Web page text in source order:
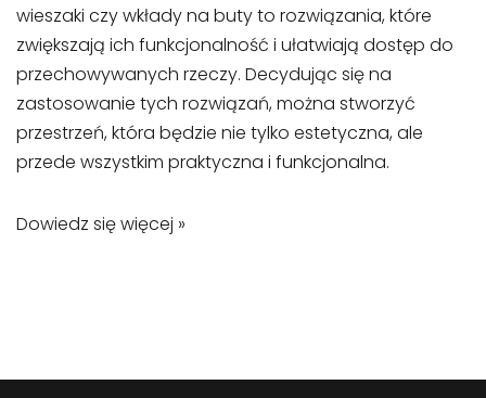
wieszaki czy wkłady na buty to rozwiązania, które
zwiększają ich funkcjonalność i ułatwiają dostęp do
przechowywanych rzeczy. Decydując się na
zastosowanie tych rozwiązań, można stworzyć
przestrzeń, która będzie nie tylko estetyczna, ale
przede wszystkim praktyczna i funkcjonalna.
Dowiedz się więcej »